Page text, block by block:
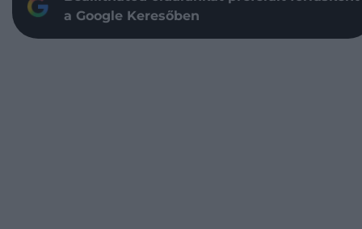
a Google Keresőben